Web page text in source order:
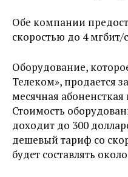
Обе компании
скоростью до 4 мгбит/
Оборудование,
Телеком», продается
месячная
Стоимость
доходит до 300
дешевый тариф со
будет составлять